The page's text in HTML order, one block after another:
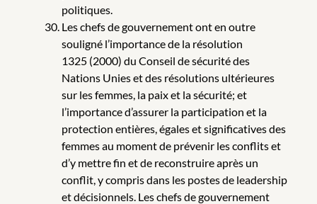
politiques.
Les chefs de gouvernement ont en outre
souligné l’importance de la résolution
1325 (2000) du Conseil de sécurité des
Nations Unies et des résolutions ultérieures
sur les femmes, la paix et la sécurité; et
l’importance d’assurer la participation et la
protection entières, égales et significatives des
femmes au moment de prévenir les conflits et
d’y mettre fin et de reconstruire après un
conflit, y compris dans les postes de leadership
et décisionnels. Les chefs de gouvernement